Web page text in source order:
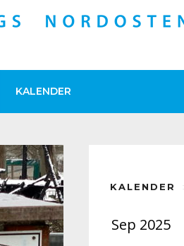
KALENDER
KALENDER